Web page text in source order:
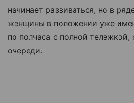
начинает развиваться, но в
женщины в положении уже
по полчаса с полной тележкой,
очереди.